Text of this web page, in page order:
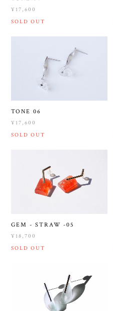
¥17,600
SOLD OUT
TONE 06
¥17,600
SOLD OUT
GEM - STRAW -05
¥18,700
SOLD OUT